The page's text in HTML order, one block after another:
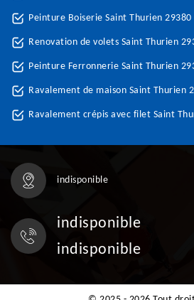
Peinture Boiserie Saint Thurien 29380
Renovation de volets Saint Thurien
Peinture Ferronnerie Saint Thurien
Ravalement de maison Saint Thurien
Ravalement crépis avec filet Saint
indisponible
indisponible
indisponible